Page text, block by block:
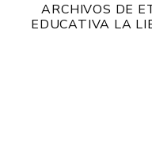
ARCHIVOS DE
EDUCATIVA LA